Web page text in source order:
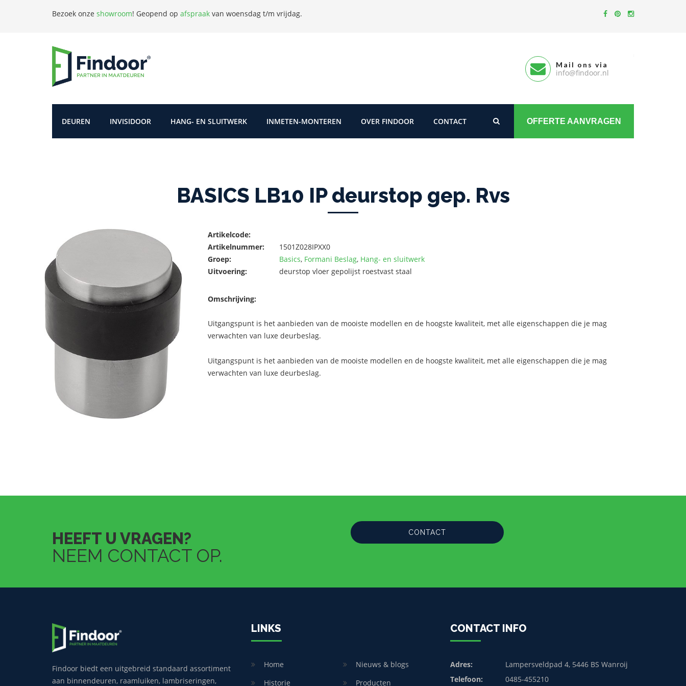
Bezoek onze showroom! Geopend op afspraak van woensdag t/m vrijdag.
Mail ons via
info@findoor.nl
DEUREN INVISIDOOR HANG- EN SLUITWERK INMETEN-MONTEREN OVER FINDOOR CONTACT OFFERTE AANVRAGEN
BASICS LB10 IP deurstop gep. Rvs
Artikelcode:
Artikelnummer:
1501Z028IPXX0
Groep:
Basics, Formani Beslag, Hang- en sluitwerk
Uitvoering:
deurstop vloer gepolijst roestvast staal
Omschrijving:
Uitgangspunt is het aanbieden van de mooiste modellen en de hoogste kwaliteit, met alle eigenschappen die je mag
verwachten van luxe deurbeslag.
Uitgangspunt is het aanbieden van de mooiste modellen en de hoogste kwaliteit, met alle eigenschappen die je mag
verwachten van luxe deurbeslag.
HEEFT U VRAGEN?
NEEM CONTACT OP.
CONTACT
Findoor biedt een uitgebreid standaard assortiment
aan binnendeuren, raamluiken, lambriseringen,
LINKS
Home
Nieuws & blogs
Historie
Producten
CONTACT INFO
Adres:
Lampersveldpad 4, 5446 BS Wanroij
Telefoon:
0485-455210